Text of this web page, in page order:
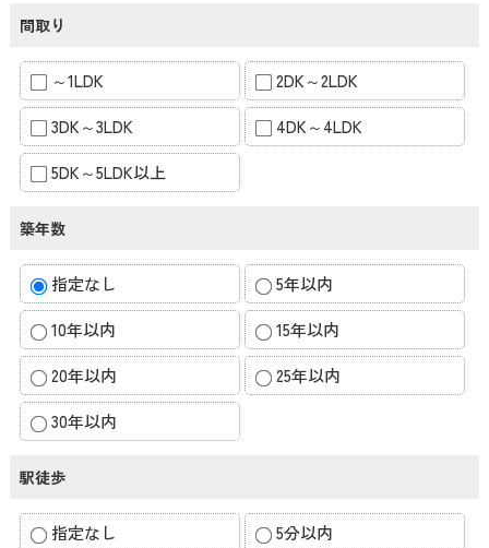
間取り
～1LDK
2DK～2LDK
3DK～3LDK
4DK～4LDK
5DK～5LDK以上
築年数
指定なし
5年以内
10年以内
15年以内
20年以内
25年以内
30年以内
駅徒歩
指定なし
5分以内